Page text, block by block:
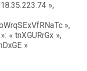
»,
»,
« tnXGURrGx »,
»